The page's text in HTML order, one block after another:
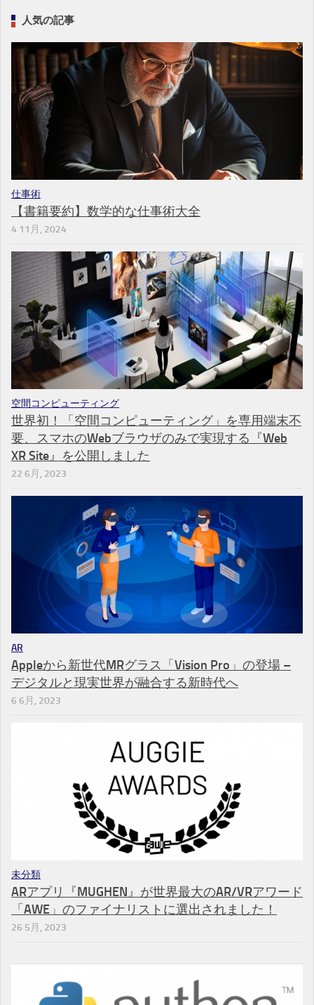
人気の記事
仕事術
【書籍要約】数学的な仕事術大全
4 11月, 2024
空間コンピューティング
世界初！「空間コンピューティング」を専用端末不
要、スマホのWebブラウザのみで実現する『Web
XR Site』を公開しました
22 6月, 2023
AR
Appleから新世代MRグラス「Vision Pro」の登場 –
デジタルと現実世界が融合する新時代へ
6 6月, 2023
未分類
ARアプリ『MUGHEN』が世界最大のAR/VRアワード
「AWE」のファイナリストに選出されました！
26 5月, 2023